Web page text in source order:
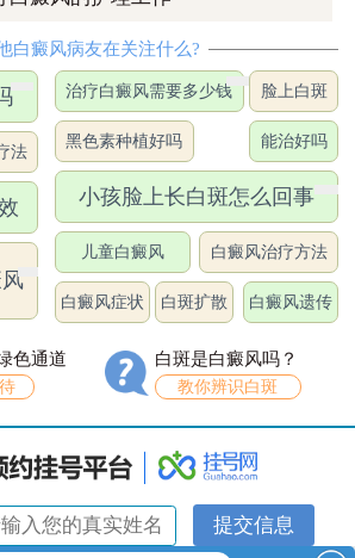
白癜风病友在关注什么?
法
治疗白癜风需要多少钱 脸上白斑
黑色素种植好吗 能治好吗
小孩脸上长白斑怎么回事
儿童白癜风 白癜风治疗方法
白癜风症状 白斑扩散 白癜风遗传
色通道 白斑是白癜风吗？
教你辨识白斑